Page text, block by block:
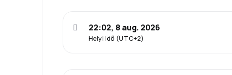
Helyi idő (UTC+2)
22:02, 8 aug. 2026